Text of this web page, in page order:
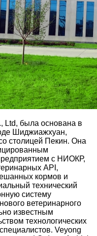
Ltd, была основана в
Шиджиажхуан,
столицей Пекин. Она
с НИОКР,
API,
кормов и
технический
систему
ветеринарного
известным
технологических
Veyong